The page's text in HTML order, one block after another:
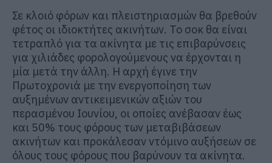
Σε κλοιό φόρων και πλειστηριασμών θα βρεθούν
φέτος οι ιδιοκτήτες ακινήτων. Το σοκ θα είναι
τετραπλό για τα ακίνητα με τις επιβαρύνσεις
για χιλιάδες φορολογούμενους να έρχονται η
μία μετά την άλλη. Η αρχή έγινε την
Πρωτοχρονιά με την ενεργοποίηση των
αυξημένων αντικειμενικών αξιών του
περασμένου Ιουνίου, οι οποίες ανέβασαν έως
και 50% τους φόρους των μεταβιβάσεων
ακινήτων και προκάλεσαν ντόμινο αυξήσεων σε
όλους τους φόρους που βαρύνουν τα ακίνητα.